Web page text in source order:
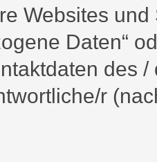
Websites
Daten“
des
r